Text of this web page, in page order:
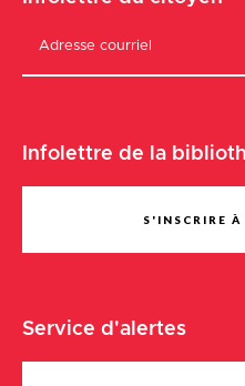
Infolettre de la
S'INSCRIRE
Service d'alertes